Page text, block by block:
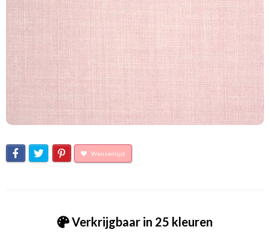
Wensenlijst
Verkrijgbaar in 25 kleuren